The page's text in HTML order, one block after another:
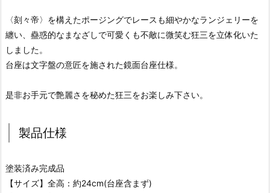
〈刻々帝〉を構えたポージングでレースも細やかなランジェリーを
纏い、蠱惑的なまなざしで可愛くも不敵に微笑む狂三を立体化いた
しました。
台座は文字盤の意匠を施された鏡面台座仕様。
是非お手元で艶麗さを秘めた狂三をお楽しみ下さい。
製品仕様
塗装済み完成品
【サイズ】全高：約24cm(台座含まず)